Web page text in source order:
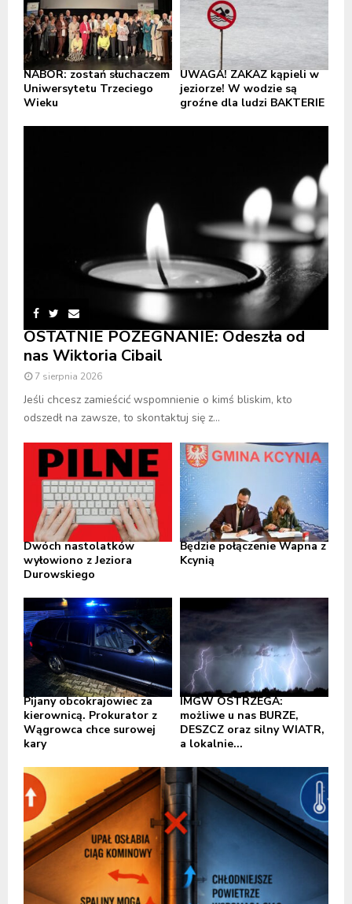
NABÓR: zostań słuchaczem
Uniwersytetu Trzeciego
Wieku
UWAGA! ZAKAZ kąpieli w
jeziorze! W wodzie są
groźne dla ludzi BAKTERIE
OSTATNIE POŻEGNANIE: Odeszła od
nas Wiktoria Cibail
7 sierpnia 2026
Jeśli chcesz zamieścić wspomnienie o kimś bliskim, kto
odszedł na zawsze, to skontaktuj się z...
Dwóch nastolatków
wyłowiono z Jeziora
Durowskiego
Będzie połączenie Wapna z
Kcynią
Pijany obcokrajowiec za
kierownicą. Prokurator z
Wągrowca chce surowej
kary
IMGW OSTRZEGA:
możliwe u nas BURZE,
DESZCZ oraz silny WIATR,
a lokalnie...